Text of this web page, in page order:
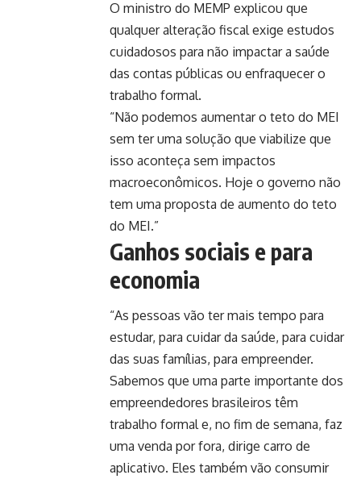
O ministro do MEMP explicou que
qualquer alteração fiscal exige estudos
cuidadosos para não impactar a saúde
das contas públicas ou enfraquecer o
trabalho formal.
“Não podemos aumentar o teto do MEI
sem ter uma solução que viabilize que
isso aconteça sem impactos
macroeconômicos. Hoje o governo não
tem uma proposta de aumento do teto
do MEI.”
Ganhos sociais e para
economia
“As pessoas vão ter mais tempo para
estudar, para cuidar da saúde, para cuidar
das suas famílias, para empreender.
Sabemos que uma parte importante dos
empreendedores brasileiros têm
trabalho formal e, no fim de semana, faz
uma venda por fora, dirige carro de
aplicativo. Eles também vão consumir